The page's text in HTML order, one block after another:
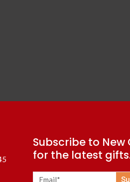
Subscribe to New
for the latest